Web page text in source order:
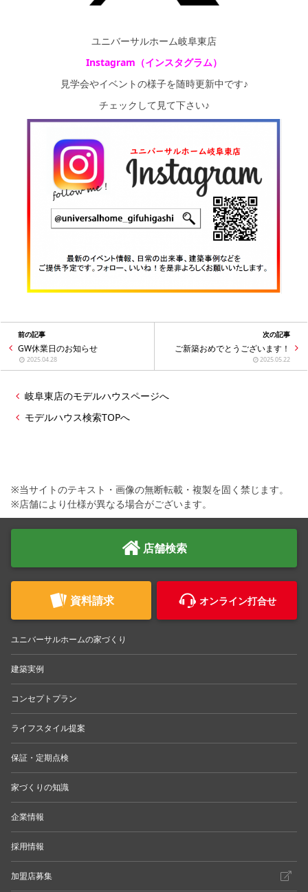
ユニバーサルホーム岐阜東店
Instagram（インスタグラム）
見学会やイベントの様子を随時更新中です♪
チェックして見て下さい♪
前の記事
GW休業日のお知らせ
2025.04.28
次の記事
ご新築おめでとうございます！
2025.05.22
岐阜東店のモデルハウスページへ
モデルハウス検索TOPへ
※当サイトのテキスト・画像の無断転載・複製を固く禁じます。
※店舗により仕様が異なる場合がございます。
店舗検索
資料請求 オンライン打合せ
ユニバーサルホームの家づくり
建築実例
コンセプトプラン
ライフスタイル提案
保証・定期点検
家づくりの知識
企業情報
採用情報
加盟店募集